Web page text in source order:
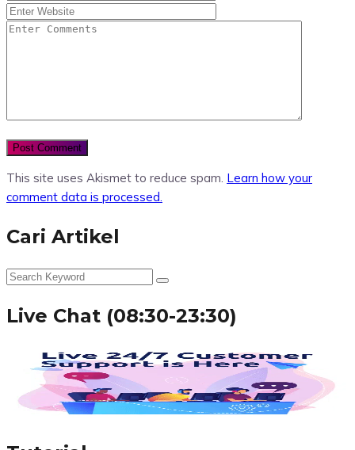
This site uses Akismet to reduce spam. Learn how your
comment data is processed.
Cari Artikel
Live Chat (08:30-23:30)